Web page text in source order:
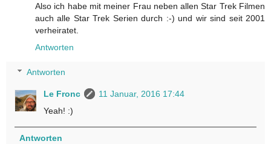
Also ich habe mit meiner Frau neben allen Star Trek Filmen
auch alle Star Trek Serien durch :-) und wir sind seit 2001
verheiratet.
Antworten
Antworten
Le Fronc
11 Januar, 2016 17:44
Yeah! :)
Antworten